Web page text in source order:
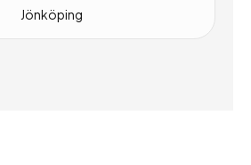
Jönköping